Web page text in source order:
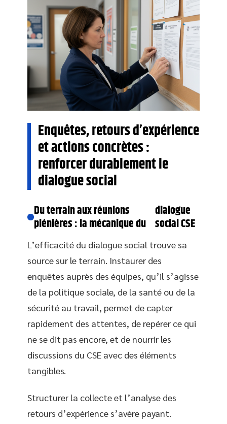
Enquêtes, retours d’expérience
et actions concrètes :
renforcer durablement le
dialogue social
Du terrain aux réunions
plénières : la mécanique du
dialogue
social CSE
L’efficacité du dialogue social trouve sa
source sur le terrain. Instaurer des
enquêtes auprès des équipes, qu’il s’agisse
de la politique sociale, de la santé ou de la
sécurité au travail, permet de capter
rapidement des attentes, de repérer ce qui
ne se dit pas encore, et de nourrir les
discussions du CSE avec des éléments
tangibles.
Structurer la collecte et l’analyse des
retours d’expérience s’avère payant.